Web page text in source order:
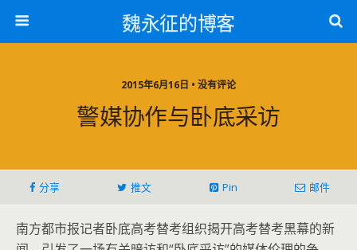
魏永征的博客
2015年6月16日 • 没有评论
警媒协作与卧底采访
分享 推文 Pin 邮件
南方都市报记者卧底高考替考组织揭开高考替考黑幕的新